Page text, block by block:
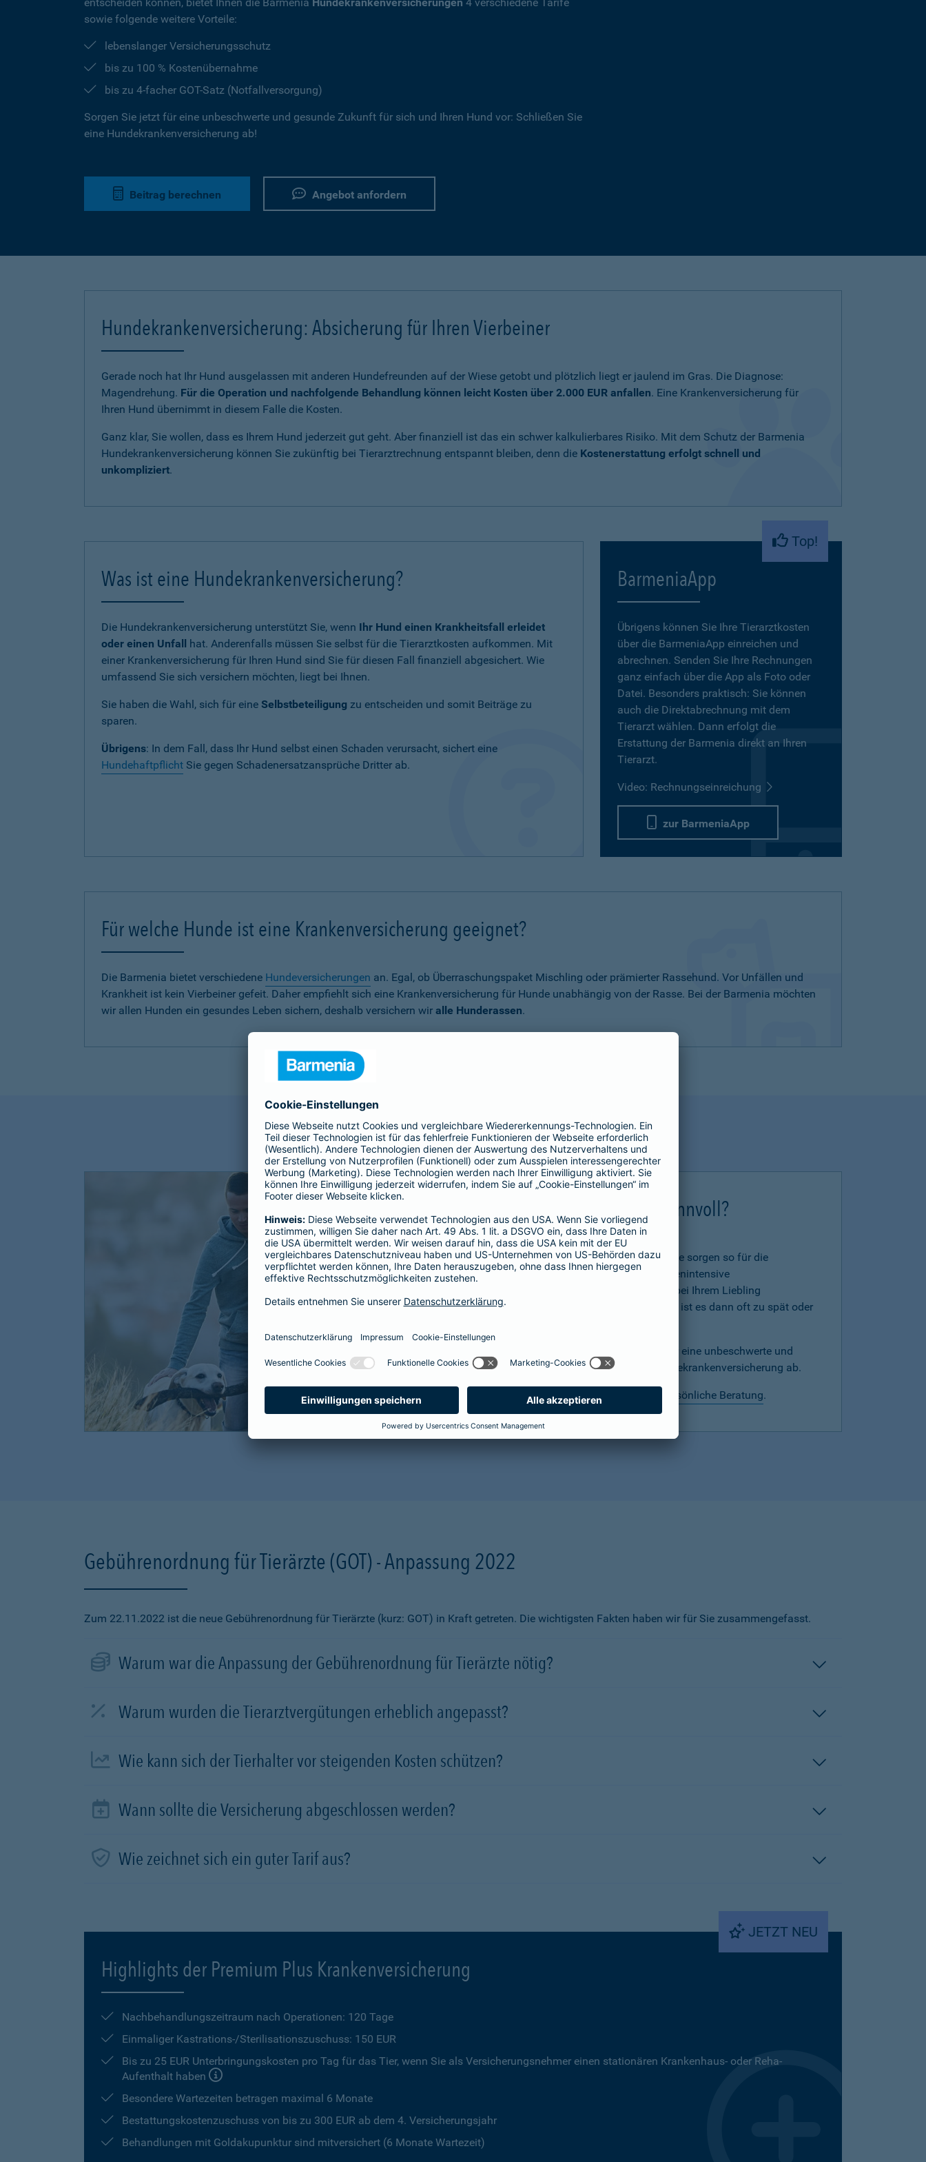
sowie folgende weitere Vorteile:
lebenslanger Versicherungsschutz
bis zu 100 % Kostenübernahme
bis zu 4-facher GOT-Satz (Notfallversorgung)
Sorgen Sie jetzt für eine unbeschwerte und gesunde Zukunft für sich und Ihren Hund vor: Schließen Sie
eine Hundekrankenversicherung ab!
Beitrag berechnen Angebot anfordern
Hundekrankenversicherung: Absicherung für Ihren Vierbeiner
Gerade noch hat Ihr Hund ausgelassen mit anderen Hundefreunden auf der Wiese getobt und plötzlich liegt er jaulend im Gras. Die Diagnose:
Magendrehung. Für die Operation und nachfolgende Behandlung können leicht Kosten über 2.000 EUR anfallen. Eine Krankenversicherung für
Ihren Hund übernimmt in diesem Falle die Kosten.
Ganz klar, Sie wollen, dass es Ihrem Hund jederzeit gut geht. Aber finanziell ist das ein schwer kalkulierbares Risiko. Mit dem Schutz der Barmenia
Hundekrankenversicherung können Sie zukünftig bei Tierarztrechnung entspannt bleiben, denn die Kostenerstattung erfolgt schnell und
unkompliziert.
Was ist eine Hundekrankenversicherung?
Die Hundekrankenversicherung unterstützt Sie, wenn Ihr Hund einen Krankheitsfall erleidet
oder einen Unfall hat. Anderenfalls müssen Sie selbst für die Tierarztkosten aufkommen. Mit
einer Krankenversicherung für Ihren Hund sind Sie für diesen Fall finanziell abgesichert. Wie
umfassend Sie sich versichern möchten, liegt bei Ihnen.
Sie haben die Wahl, sich für eine Selbstbeteiligung zu entscheiden und somit Beiträge zu
sparen.
Übrigens: In dem Fall, dass Ihr Hund selbst einen Schaden verursacht, sichert eine
Hundehaftpflicht Sie gegen Schadenersatzansprüche Dritter ab.
Top!
BarmeniaApp
Übrigens können Sie Ihre Tierarztkosten
über die BarmeniaApp einreichen und
abrechnen. Senden Sie Ihre Rechnungen
ganz einfach über die App als Foto oder
Datei. Besonders praktisch: Sie können
auch die Direktabrechnung mit dem
Tierarzt wählen. Dann erfolgt die
Erstattung der Barmenia direkt an Ihren
Tierarzt.
Video: Rechnungseinreichung
zur BarmeniaApp
Für welche Hunde ist eine Krankenversicherung geeignet?
Die Barmenia bietet verschiedene Hundeversicherungen an. Egal, ob Überraschungspaket Mischling oder prämierter Rassehund. Vor Unfällen und
Krankheit ist kein Vierbeiner gefeit. Daher empfiehlt sich eine Krankenversicherung für Hunde unabhängig von der Rasse. Bei der Barmenia möchten
wir allen Hunden ein gesundes Leben sichern, deshalb versichern wir alle Hunderassen.
Wann ist eine Hundekrankenversicherung sinnvoll?
Der Abschluss einer Krankenversicherung lohnt sich immer, denn Sie sorgen so für die
Gesundheit Ihres Hundes vor. Mit zunehmendem Alter werden kostenintensive
Alterserscheinungen wie Grauer Star, Arthrose oder Zahnprobleme bei Ihrem Liebling
wahrscheinlicher. Für den Abschluss einer Tierkrankenversicherung ist es dann oft zu spät oder
Sorgen Sie als Hundehalterin oder Hundehalter lieber rechtzeitig für eine unbeschwerte und
gesunde Zukunft für Ihr Tier und sichern Sie es jetzt mit einer Hundekrankenversicherung ab.
Benötigen Sie weitere Informationen? Dann empfehlen wir eine persönliche Beratung.
Gebührenordnung für Tierärzte (GOT) - Anpassung 2022
Zum 22.11.2022 ist die neue Gebührenordnung für Tierärzte (kurz: GOT) in Kraft getreten. Die wichtigsten Fakten haben wir für Sie zusammengefasst.
Warum war die Anpassung der Gebührenordnung für Tierärzte nötig?
Warum wurden die Tierarztvergütungen erheblich angepasst?
Wie kann sich der Tierhalter vor steigenden Kosten schützen?
Wann sollte die Versicherung abgeschlossen werden?
Wie zeichnet sich ein guter Tarif aus?
JETZT NEU
Highlights der Premium Plus Krankenversicherung
Nachbehandlungszeitraum nach Operationen: 120 Tage
Einmaliger Kastrations-/Sterilisationszuschuss: 150 EUR
Bis zu 25 EUR Unterbringungskosten pro Tag für das Tier, wenn Sie als Versicherungsnehmer einen stationären Krankenhaus- oder Reha-
Aufenthalt haben
Besondere Wartezeiten betragen maximal 6 Monate
Bestattungskostenzuschuss von bis zu 300 EUR ab dem 4. Versicherungsjahr
Behandlungen mit Goldakupunktur sind mitversichert (6 Monate Wartezeit)